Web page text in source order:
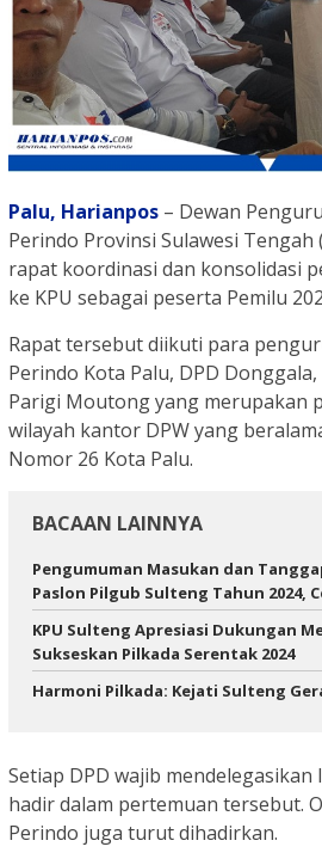
Palu, Harianpos – Dewan
Perindo Provinsi Sulawesi
rapat koordinasi dan konsolidasi
ke KPU sebagai peserta Pemilu
Rapat tersebut diikuti para
Perindo Kota Palu, DPD Donggala,
Parigi Moutong yang merupakan
wilayah kantor DPW yang
Nomor 26 Kota Palu.
BACAAN LAINNYA
Pengumuman Masukan dan
Paslon Pilgub Sulteng Tahun 2024,
KPU Sulteng Apresiasi Dukungan
Sukseskan Pilkada Serentak 2024
Harmoni Pilkada: Kejati Sulteng
Setiap DPD wajib
hadir dalam pertemuan tersebut.
Perindo juga turut dihadirkan.